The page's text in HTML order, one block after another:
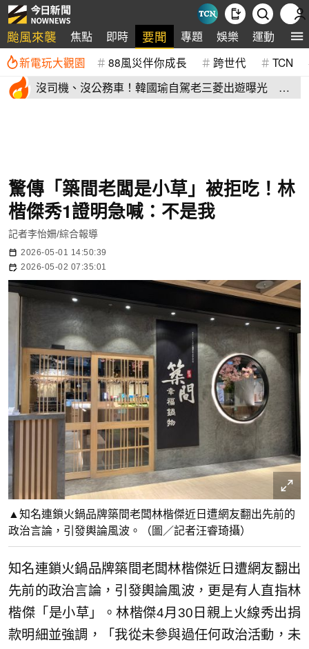
颱風來襲 焦點 即時 要聞 專題 娛樂 運動 全
新電玩大觀園 88風災伴你成長 跨世代 TCN
沒司機、沒公務車！韓國瑜自駕老三菱出遊曝光 私
驚傳「築間老闆是小草」被拒吃！林
楷傑秀1證明急喊：不是我
記者李怡姍/綜合報導
2026-05-01 14:50:39
2026-05-02 07:35:01
▲知名連鎖火鍋品牌築間老闆林楷傑近日遭網友翻出先前的
政治言論，引發輿論風波。（圖／記者汪睿琦攝）
知名連鎖火鍋品牌築間老闆林楷傑近日遭網友翻出
先前的政治言論，引發輿論風波，更是有人直指林
楷傑「是小草」。林楷傑4月30日親上火線秀出捐
款明細並強調，「我從未參與過任何政治活動，未